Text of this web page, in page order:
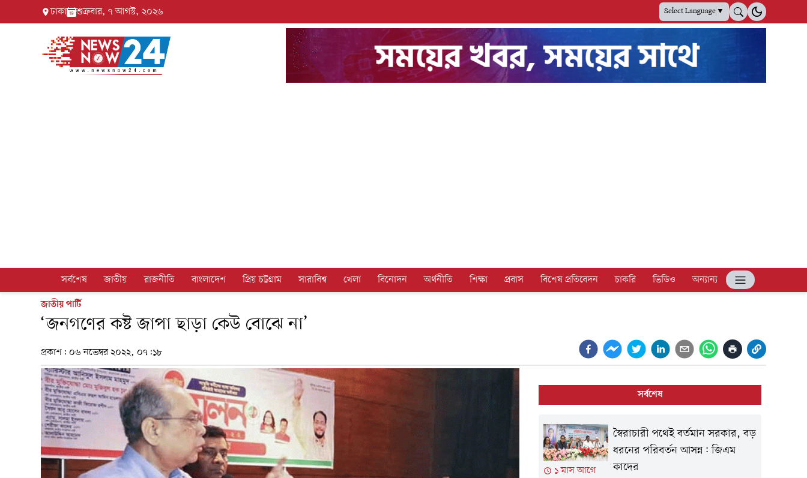
ঢাকা শুক্রবার, ৭ আগস্ট, ২০২৬ Select Language▼
সর্বশেষ জাতীয় রাজনীতি বাংলাদেশ প্রিয় চট্টগ্রাম সারাবিশ্ব খেলা বিনোদন অর্থনীতি শিক্ষা প্রবাস বিশেষ প্রতিবেদন চাকরি ভিডিও
অন্যান্য
জাতীয় পার্টি
‘জনগণের কষ্ট জাপা ছাড়া কেউ বোঝে না’
প্রকাশ: ০৬ নভেম্বর ২০২২, ০৭:১৮
সর্বশেষ
১ মাস আগে
স্বৈরাচারী পথেই বর্তমান সরকার, বড়
ধরনের পরিবর্তন আসন্ন: জিএম
কাদের